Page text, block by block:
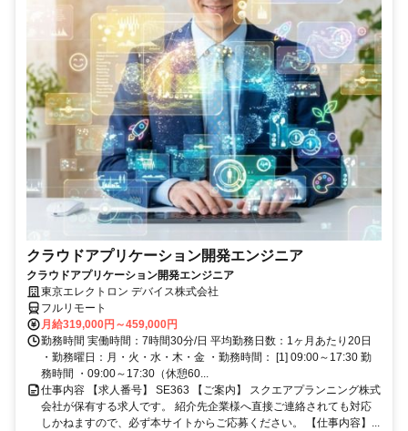
クラウドアプリケーション開発エンジニア
クラウドアプリケーション開発エンジニア
東京エレクトロン デバイス株式会社
フルリモート
月給319,000円～459,000円
勤務時間 実働時間：7時間30分/日 平均勤務日数：1ヶ月あたり20日
・勤務曜日：月・火・水・木・金 ・勤務時間： [1] 09:00～17:30 勤
務時間 ・09:00～17:30（休憩60...
仕事内容 【求人番号】 SE363 【ご案内】 スクエアプランニング株式
会社が保有する求人です。 紹介先企業様へ直接ご連絡されても対応
しかねますので、必ず本サイトからご応募ください。 【仕事内容】...